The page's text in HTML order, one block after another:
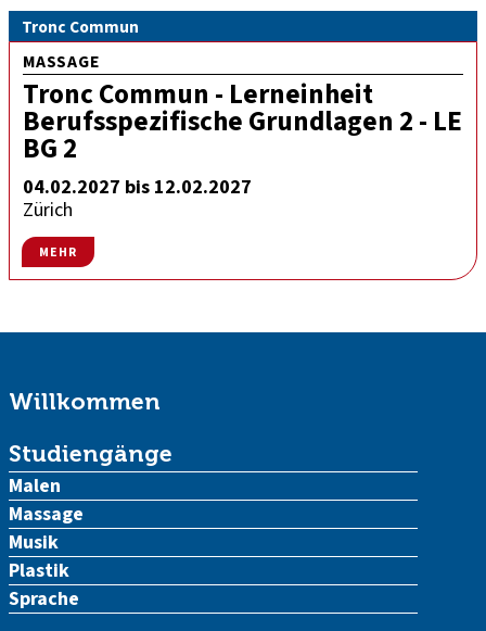
Tronc Commun
MASSAGE
Tronc Commun - Lerneinheit
Berufsspezifische Grundlagen 2 - LE
BG 2
04.02.2027 bis 12.02.2027
Zürich
MEHR
Willkommen
Studiengänge
Malen
Massage
Musik
Plastik
Sprache